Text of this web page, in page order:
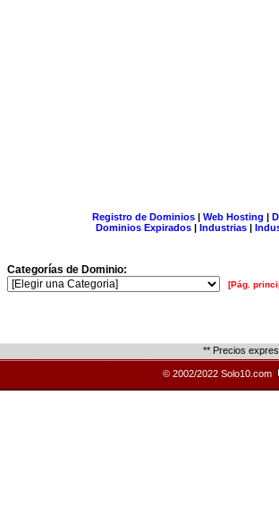
Registro de Dominios| Web Hosting |
Dominios Expirados | Industrias |
Categorías de Dominio:
[Pág.
** Precios
© 2002/2022 Solo10.com